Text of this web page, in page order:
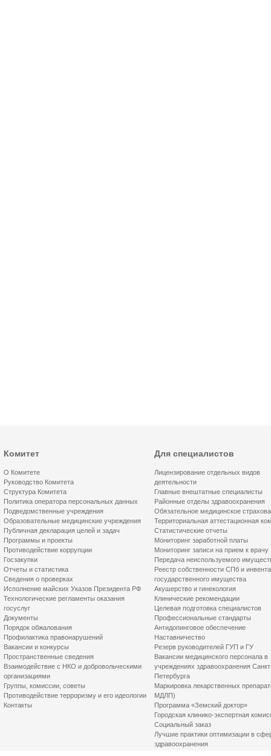
Комитет
О Комитете
Руководство Комитета
Структура Комитета
Политика оператора персональных данных
Подведомственные учреждения
Образовательные медицинские учреждения
Публичная декларация целей и задач
Программы и проекты
Противодействие коррупции
Госзакупки
Отчеты и статистика
Сведения о проверках
Исполнение майских Указов Президента РФ
Технологические регламенты оказания
госуслуг
Документы
Порядок обжалования
Профилактика правонарушений
Вакансии и конкурсы
Пространственные сведения
Взаимодействие с НКО и добровольческими
организациями
Группы, комиссии, советы
Противодействие терроризму и его идеологии
Контакты
Для специалистов
Лицензирование отдельных видов
деятельности
Главные внештатные специалисты
Районные отделы здравоохранения
Обязательное медицинское
Территориальная аттестационная
Статистические отчеты
Мониторинг заработной платы
Мониторинг записи на прием к врачу
Передача неиспользуемого
Реестр собственности СПб и
государственного имущества
Акушерство и гинекология
Клинические рекомендации
Целевая подготовка специалистов
Профессиональные стандарты
Антидопинговое обеспечение
Наставничество
Резерв руководителей ГУП и ГУ
Вакансии медицинского персонала в
учреждениях здравоохранения
Петербурга
Маркировка лекарственных
МДЛП)
Программа «Земский доктор»
Городская клинико-экспертная
Социальный заказ
Лучшие практики оптимизации в
здравоохранения